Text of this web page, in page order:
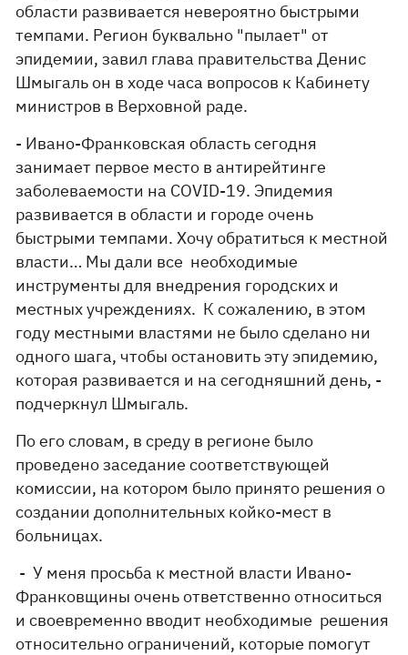
области развивается невероятно быстрыми
темпами. Регион буквально "пылает" от
эпидемии, завил глава правительства Денис
Шмыгаль он в ходе часа вопросов к Кабинету
министров в Верховной раде.
- Ивано-Франковская область сегодня
занимает первое место в антирейтинге
заболеваемости на COVID-19. Эпидемия
развивается в области и городе очень
быстрыми темпами. Хочу обратиться к местной
власти… Мы дали все необходимые
инструменты для внедрения городских и
местных учреждениях. К сожалению, в этом
году местными властями не было сделано ни
одного шага, чтобы остановить эту эпидемию,
которая развивается и на сегодняшний день, -
подчеркнул Шмыгаль.
По его словам, в среду в регионе было
проведено заседание соответствующей
комиссии, на котором было принято решения о
создании дополнительных койко-мест в
больницах.
- У меня просьба к местной власти Ивано-
Франковщины очень ответственно относиться
и своевременно вводит необходимые решения
относительно ограничений, которые помогут